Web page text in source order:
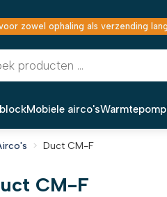
zowel ophaling als verzending
Mobiele airco's
Duct CM-F
CM-F